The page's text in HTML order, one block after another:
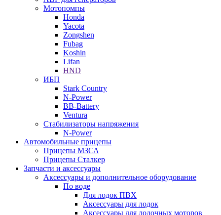
Мотопомпы
Honda
Yacota
Zongshen
Fubag
Koshin
Lifan
HND
ИБП
Stark Country
N-Power
BB-Battery
Ventura
Стабилизаторы напряжения
N-Power
Автомобильные прицепы
Прицепы МЗСА
Прицепы Сталкер
Запчасти и аксессуары
Аксессуары и дополнительное оборудование
По воде
Для лодок ПВХ
Аксессуары для лодок
Аксессуары для лодочных моторов